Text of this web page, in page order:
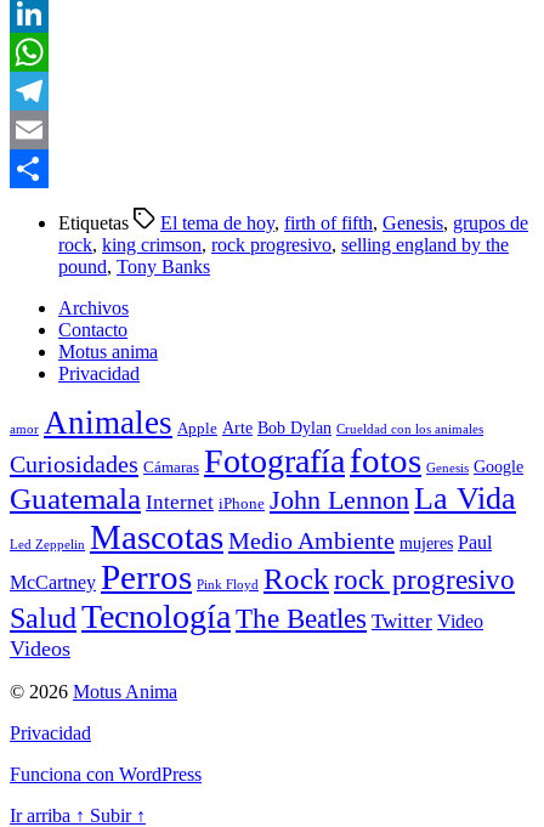
Twitter
LinkedIn
WhatsApp
Telegram
Email
Etiquetas El tema de hoy, firth of fifth, Genesis, grupos de
rock, king crimson, rock progresivo, selling england by the
pound, Tony Banks
Archivos
Contacto
Motus anima
Privacidad
amor Animales Apple Arte Bob Dylan Crueldad con los animales
Curiosidades Cámaras Fotografíafotos Genesis Google
Guatemala Internet iPhone John Lennon La Vida
Led Zeppelin MascotasMedio Ambiente mujeres Paul
McCartney Perros Pink Floyd Rock rock progresivo
SaludTecnología The Beatles Twitter Video
Videos
© 2026 Motus Anima
Privacidad
Funciona con WordPress
Ir arriba ↑ Subir ↑